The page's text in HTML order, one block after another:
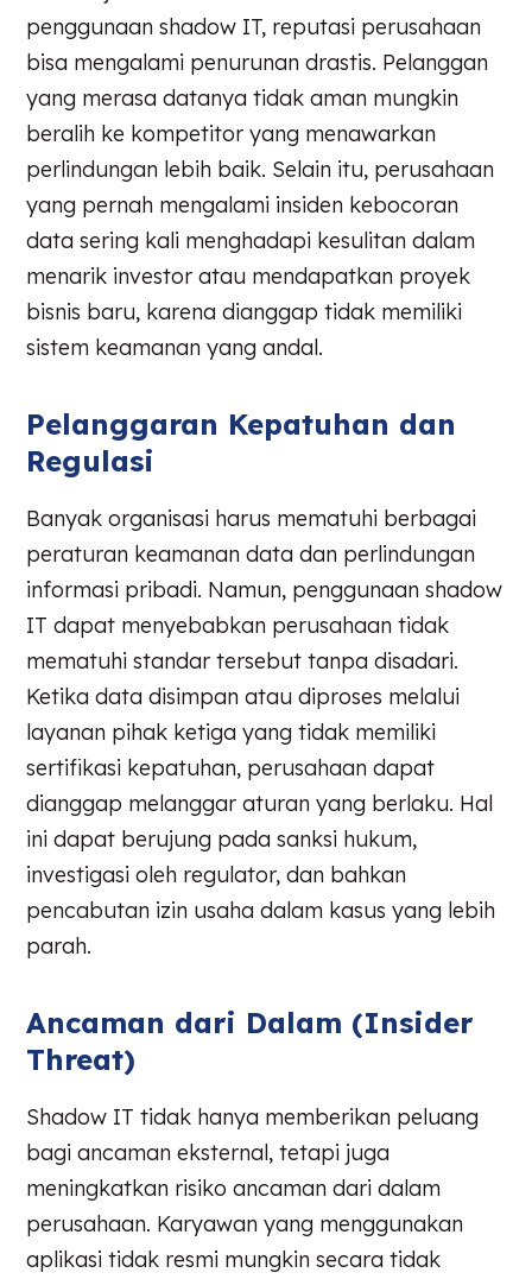
penggunaan shadow IT, reputasi perusahaan
bisa mengalami penurunan drastis. Pelanggan
yang merasa datanya tidak aman mungkin
beralih ke kompetitor yang menawarkan
perlindungan lebih baik. Selain itu, perusahaan
yang pernah mengalami insiden kebocoran
data sering kali menghadapi kesulitan dalam
menarik investor atau mendapatkan proyek
bisnis baru, karena dianggap tidak memiliki
sistem keamanan yang andal.
Pelanggaran Kepatuhan dan
Regulasi
Banyak organisasi harus mematuhi berbagai
peraturan keamanan data dan perlindungan
informasi pribadi. Namun, penggunaan shadow
IT dapat menyebabkan perusahaan tidak
mematuhi standar tersebut tanpa disadari.
Ketika data disimpan atau diproses melalui
layanan pihak ketiga yang tidak memiliki
sertifikasi kepatuhan, perusahaan dapat
dianggap melanggar aturan yang berlaku. Hal
ini dapat berujung pada sanksi hukum,
investigasi oleh regulator, dan bahkan
pencabutan izin usaha dalam kasus yang lebih
parah.
Ancaman dari Dalam (Insider
Threat)
Shadow IT tidak hanya memberikan peluang
bagi ancaman eksternal, tetapi juga
meningkatkan risiko ancaman dari dalam
perusahaan. Karyawan yang menggunakan
aplikasi tidak resmi mungkin secara tidak